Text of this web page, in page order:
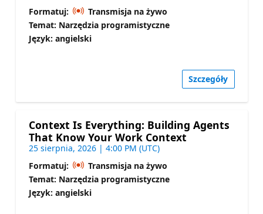
Formatuj:
Transmisja na żywo
Temat: Narzędzia programistyczne
Język: angielski
Szczegóły
Context Is Everything: Building Agents
That Know Your Work Context
25 sierpnia, 2026 | 4:00 PM (UTC)
Formatuj:
Transmisja na żywo
Temat: Narzędzia programistyczne
Język: angielski